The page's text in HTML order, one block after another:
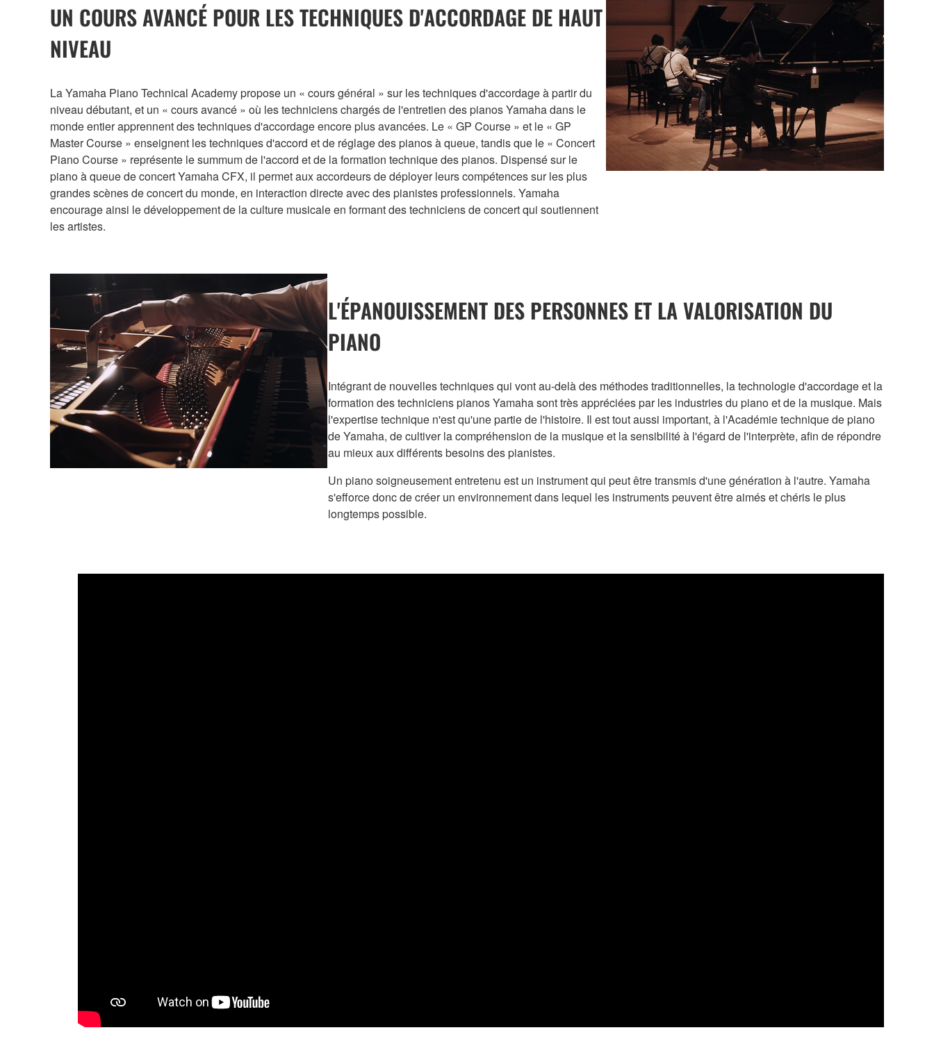
UN COURS AVANCÉ POUR LES TECHNIQUES D'ACCORDAGE DE HAUT
NIVEAU
La Yamaha Piano Technical Academy propose un « cours général » sur les techniques d'accordage à partir du
niveau débutant, et un « cours avancé » où les techniciens chargés de l'entretien des pianos Yamaha dans le
monde entier apprennent des techniques d'accordage encore plus avancées. Le « GP Course » et le « GP
Master Course » enseignent les techniques d'accord et de réglage des pianos à queue, tandis que le « Concert
Piano Course » représente le summum de l'accord et de la formation technique des pianos. Dispensé sur le
piano à queue de concert Yamaha CFX, il permet aux accordeurs de déployer leurs compétences sur les plus
grandes scènes de concert du monde, en interaction directe avec des pianistes professionnels. Yamaha
encourage ainsi le développement de la culture musicale en formant des techniciens de concert qui soutiennent
les artistes.
L'ÉPANOUISSEMENT DES PERSONNES ET LA VALORISATION DU
PIANO
Intégrant de nouvelles techniques qui vont au-delà des méthodes traditionnelles, la technologie d'accordage et la
formation des techniciens pianos Yamaha sont très appréciées par les industries du piano et de la musique. Mais
l'expertise technique n'est qu'une partie de l'histoire. Il est tout aussi important, à l'Académie technique de piano
de Yamaha, de cultiver la compréhension de la musique et la sensibilité à l'égard de l'interprète, afin de répondre
au mieux aux différents besoins des pianistes.
Un piano soigneusement entretenu est un instrument qui peut être transmis d'une génération à l'autre. Yamaha
s'efforce donc de créer un environnement dans lequel les instruments peuvent être aimés et chéris le plus
longtemps possible.